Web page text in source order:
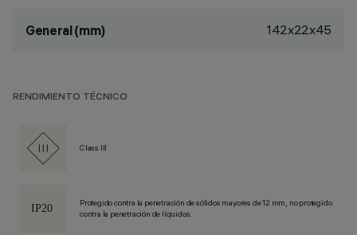
General (mm) 142x22x45
RENDIMIENTO TÉCNICO
Class III
Protegido contra la penetración de sólidos mayores de 12 mm, no protegido
contra la penetración de líquidos.